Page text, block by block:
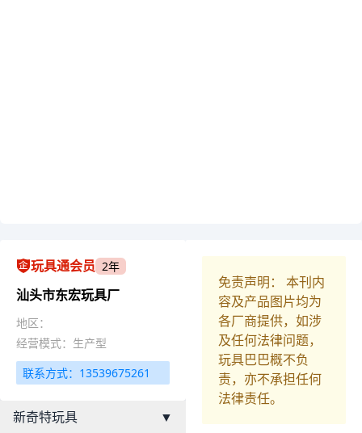
玩具通会员 2年
汕头市东宏玩具厂
地区：
经营模式：生产型
联系方式：13539675261
新奇特玩具
▼
免责声明： 本刊内
容及产品图片均为
各厂商提供，如涉
及任何法律问题，
玩具巴巴概不负
责，亦不承担任何
法律责任。